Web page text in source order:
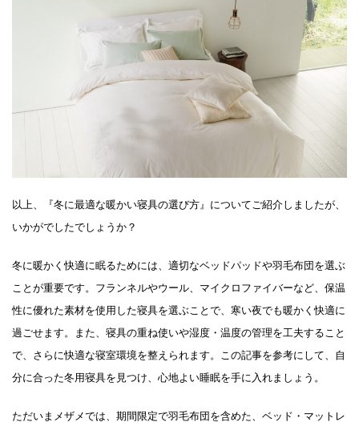
以上、『冬に最適な暖かい寝具の選び方』についてご紹介しましたが、
いかがでしたでしょうか？
冬に暖かく快適に眠るためには、適切なベッドパッドや羽毛布団を選ぶ
ことが重要です。フランネルやウール、マイクロファイバーなど、保温
性に優れた素材を使用した寝具を選ぶことで、寒い夜でも暖かく快適に
過ごせます。また、寝具の重ね使いや湿度・温度の管理を工夫すること
で、さらに快適な寝室環境を整えられます。この記事を参考にして、自
分に合った冬用寝具を見つけ、心地よい睡眠を手に入れましょう。
ただいまメザメでは、期間限定で羽毛布団を含めた、ベッド・マットレ